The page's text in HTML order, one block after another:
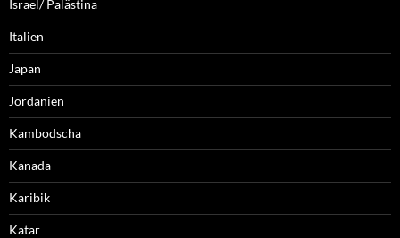
Israel/ Palästina
Italien
Japan
Jordanien
Kambodscha
Kanada
Karibik
Katar